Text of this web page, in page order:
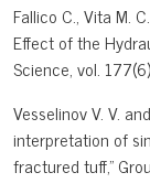
Fallico C., Vita M.
Effect of the
Science, vol.
Vesselinov V. V.
interpretation of
fractured tuff,"